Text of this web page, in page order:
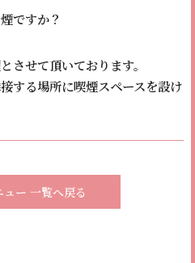
ですか？
させて頂いております。
する場所に喫煙スペースを設け
ュー 一覧へ戻る